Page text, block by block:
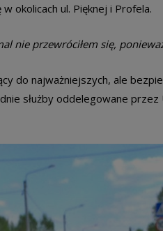
okolicach ul. Pięknej i Profela.
nie przewróciłem się,
do najważniejszych, ale
służby oddelegowane